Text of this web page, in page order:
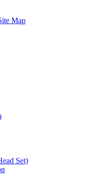
Map
Set)